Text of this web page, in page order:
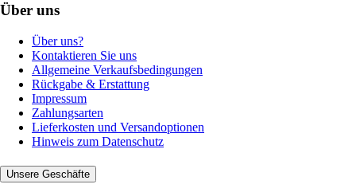
Über uns
Über uns?
Kontaktieren Sie uns
Allgemeine Verkaufsbedingungen
Rückgabe & Erstattung
Impressum
Zahlungsarten
Lieferkosten und Versandoptionen
Hinweis zum Datenschutz
Unsere Geschäfte